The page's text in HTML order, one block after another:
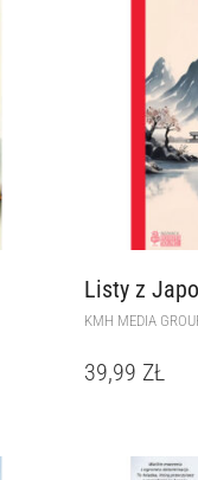
Listy z
KMH MEDIA
39,99 ZŁ